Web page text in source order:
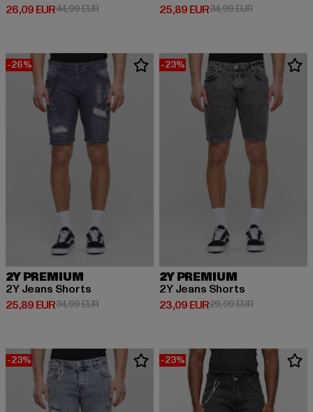
26,09 EUR
Derzeitiger Preis: 26,09 EUR
44,99 EURAktionspreis: 44,99 EUR
25,89 EUR
Derzeitiger Preis: 25,89 EUR
34,99 EURAktionspreis:
-26%
2Y PREMIUM
2Y Jeans Shorts
25,89 EUR
Derzeitiger Preis: 25,89 EUR
34,99 EURAktionspreis: 34,99 EUR
-23%
2Y PREMIUM
2Y Jeans Shorts
23,09 EUR
Derzeitiger Preis: 23,09 EUR
29,99 EURAktionspreis:
-23% -23%